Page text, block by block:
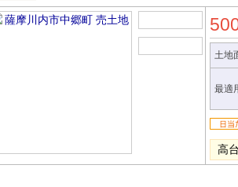
地
土地
最適
高